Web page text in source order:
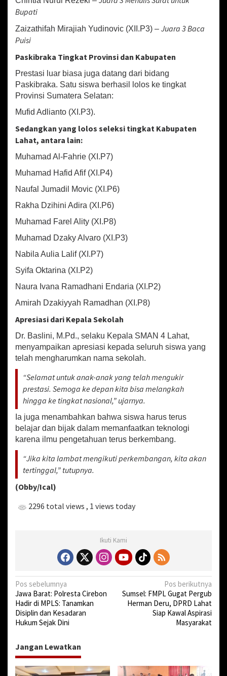
Bupati
Zaizathifah Mirajiah Yudinovic (XII.P3) – Juara 3 Baca
Puisi
Paskibraka Tingkat Provinsi dan Kabupaten
Prestasi luar biasa juga datang dari bidang
Paskibraka. Satu siswa berhasil lolos ke tingkat
Provinsi Sumatera Selatan:
Mufid Adlianto (XI.P3).
Sedangkan yang lolos seleksi tingkat Kabupaten
Lahat, antara lain:
Muhamad Al-Fahrie (XI.P7)
Muhamad Hafid Afif (XI.P4)
Naufal Jumadil Movic (XI.P6)
Rakha Dzihini Adira (XI.P6)
Muhamad Farel Ality (XI.P8)
Muhamad Dzaky Alvaro (XI.P3)
Nabila Aulia Lalif (XI.P7)
Syifa Oktarina (XI.P2)
Naura Ivana Ramadhani Endaria (XI.P2)
Amirah Dzakiyyah Ramadhan (XI.P8)
Apresiasi dari Kepala Sekolah
Dr. Baslini, M.Pd., selaku Kepala SMAN 4 Lahat,
menyampaikan apresiasi kepada seluruh siswa yang
telah mengharumkan nama sekolah.
“Selamat untuk anak-anak yang telah mengukir
prestasi. Semoga ke depan kita bisa melangkah
hingga ke tingkat nasional,” ujarnya.
Ia juga menambahkan bahwa siswa harus terus
belajar dan bijak dalam memanfaatkan teknologi
karena ilmu pengetahuan terus berkembang.
“Jika kita lambat mengikuti perkembangan, kita akan
tertinggal,” tutupnya.
(Obby/Ical)
2296 total views , 1 views today
Ikuti Kami
N
a
v
i
g
a
s
Pos sebelumnya
Jawa Barat: Polresta Cirebon
Hadir di MPLS: Tanamkan
Disiplin dan Kesadaran
Hukum Sejak Dini
Pos berikutnya
Sumsel: FMPL Gugat Pergub
Herman Deru, DPRD Lahat
Siap Kawal Aspirasi
Masyarakat
Jangan Lewatkan